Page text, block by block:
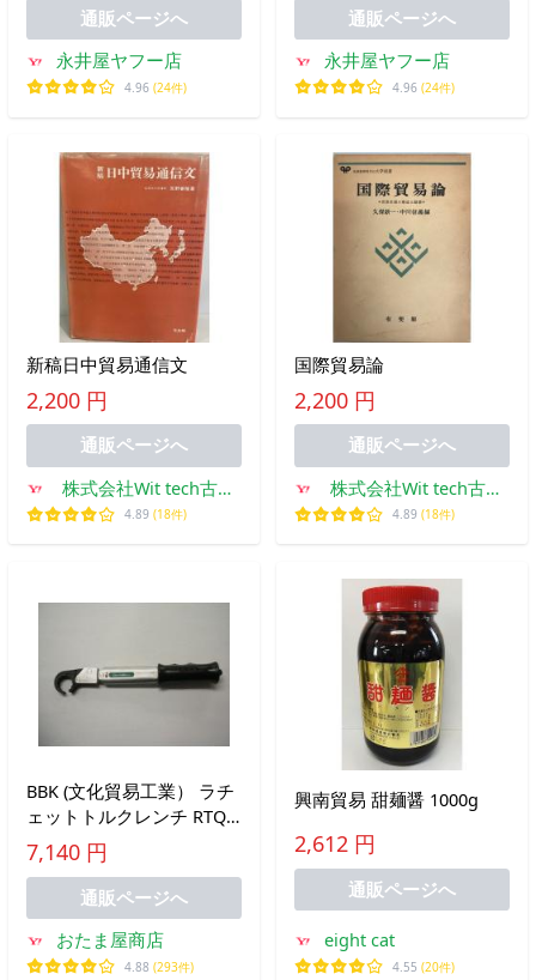
通販ページへ
永井屋ヤフー店
4.96 (24件)
通販ページへ
永井屋ヤフー店
4.96 (24件)
新稿日中貿易通信文
2,200 円
通販ページへ
株式会社Wit tech古書
Upproヤフー店
4.89 (18件)
国際貿易論
2,200 円
通販ページへ
株式会社Wit tech古書
Upproヤフー店
4.89 (18件)
BBK (文化貿易工業） ラチ
ェットトルクレンチ RTQ-
180
7,140 円
通販ページへ
おたま屋商店
4.88 (293件)
興南貿易 甜麺醤 1000g
2,612 円
通販ページへ
eight cat
4.55 (20件)